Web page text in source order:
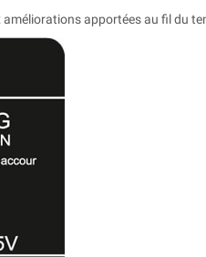
apportées au fil du